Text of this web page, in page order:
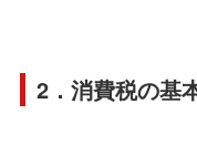
2．消費税の基